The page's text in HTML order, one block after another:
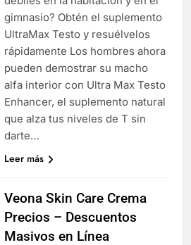
Libre
Crucero en México te
lleva a lugares
paranormales con
binoculares de visión
nocturna y reuniones de
secuestrados
7 Años Atrás
La Inteligencia Artificial
deepfake de Samsung
fabrica un clip de
movimiento desde una
sola foto
7 Años Atrás
gimnasio? Obtén el suplemento
UltraMax Testo y resuélvelos
rápidamente Los hombres ahora
pueden demostrar su macho
alfa interior con Ultra Max Testo
Enhancer, el suplemento natural
que alza tus niveles de T sin
darte…
Leer más
Veona Skin Care Crema
Precios – Descuentos
Masivos en Línea